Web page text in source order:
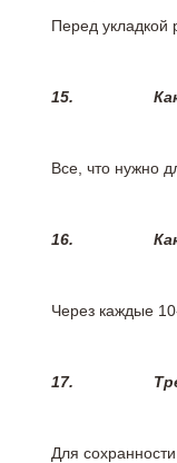
Перед укладкой
15.
Все, что нужно
16.
Через каждые
17.
Для